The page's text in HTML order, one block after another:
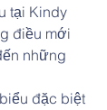
tại Kindy
điều mới
những
đặc biệt